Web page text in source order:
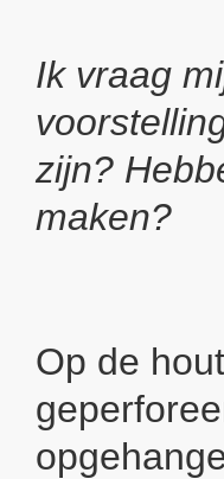
Ik vraag
zijn?
maken?
Op de